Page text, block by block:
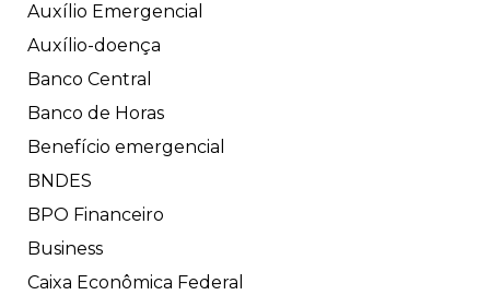
Auxílio Emergencial
Auxílio-doença
Banco Central
Banco de Horas
Benefício emergencial
BNDES
BPO Financeiro
Business
Caixa Econômica Federal